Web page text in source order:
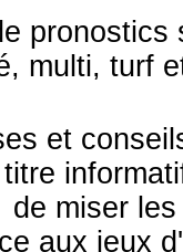
pronostics
multi, turf
et
de miser
aux jeux